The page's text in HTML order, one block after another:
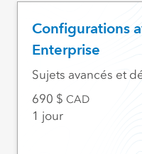
Configurations
Enterprise
Sujets avancés et
690
CAD
1 jour